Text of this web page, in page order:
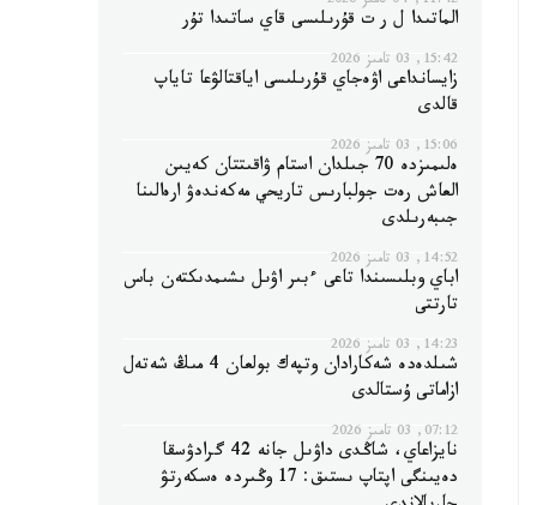
الماتىدا ل ر ت قۇرىلىسى قاي ساتىدا تۇر
15:42, 03 تامىز 2026
زايسانداعى اۋەجاي قۇرىلىسى اياقتالۋعا تاياپ
قالدى
15:06, 03 تامىز 2026
ەلىمىزدە 70 جىلدان استام ۋاقىتتان كەيىن
العاش رەت جولبارىس تاريحي مەكەندەۋ ارەالىنا
جىبەرىلدى
14:52, 03 تامىز 2026
اباي وبلىسىندا تاعى ءبىر اۋىل ىشىمدىكتەن باس
تارتتى
14:23, 03 تامىز 2026
شىلدەدە شەكارادان وتپەك بولعان 4 مىڭ شەتەل
ازاماتى ۇستالدى
07:12, 03 تامىز 2026
نايزاعاي، شاڭدى داۋىل جانە 42 گرادۋسقا
دەيىنگى اپتاپ ىستىق: 17 وڭىردە ەسكەرتۋ